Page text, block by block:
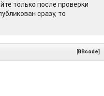
только после проверки
сразу, то
[BBcode]